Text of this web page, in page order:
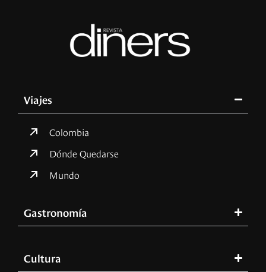
Viajes
Colombia
Dónde Quedarse
Mundo
Gastronomía
Cultura